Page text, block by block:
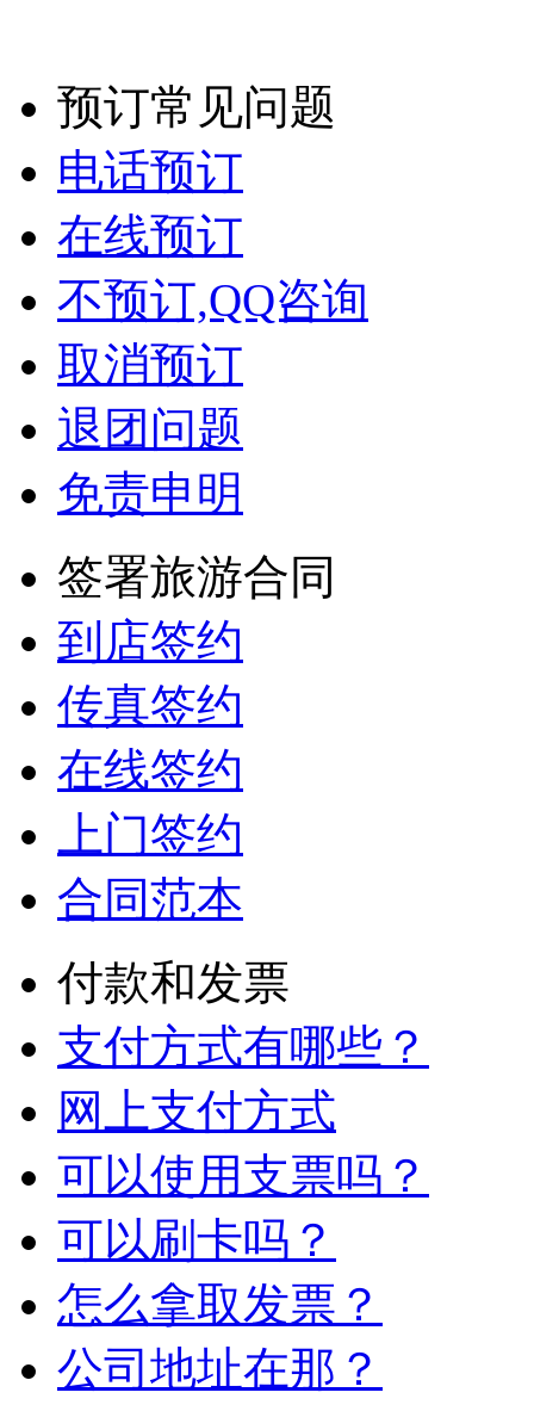
预订常见问题
电话预订
在线预订
不预订,QQ咨询
取消预订
退团问题
免责申明
签署旅游合同
到店签约
传真签约
在线签约
上门签约
合同范本
付款和发票
支付方式有哪些？
网上支付方式
可以使用支票吗？
可以刷卡吗？
怎么拿取发票？
公司地址在那？